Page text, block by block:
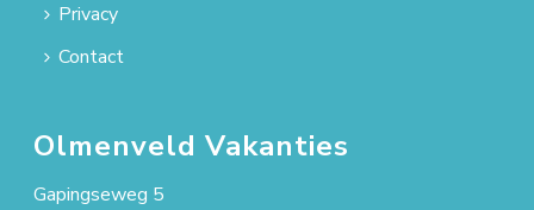
Privacy
Contact
Olmenveld Vakanties
Gapingseweg 5